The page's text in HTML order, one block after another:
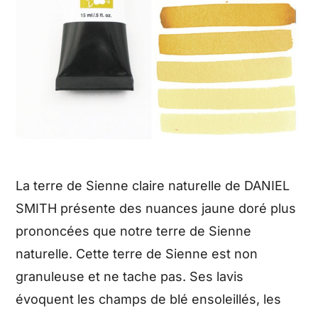
Contactez-nous
S'abonner
La terre de Sienne claire naturelle de DANIEL
SMITH présente des nuances jaune doré plus
prononcées que notre terre de Sienne
naturelle. Cette terre de Sienne est non
granuleuse et ne tache pas. Ses lavis
évoquent les champs de blé ensoleillés, les